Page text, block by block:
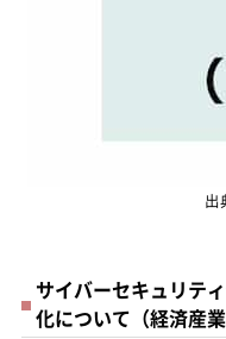
出
サイバーセキュリテ
化について（経済産業